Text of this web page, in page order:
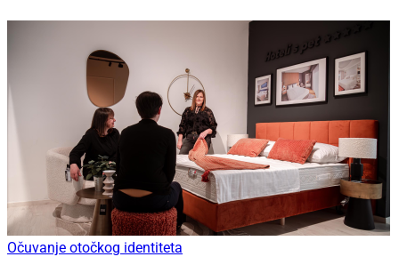
Očuvanje otočkog identiteta